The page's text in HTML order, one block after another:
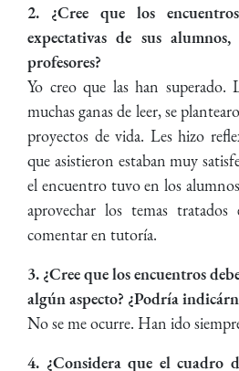
2. ¿Cree que los
expectativas de sus
profesores?
Yo creo que las han superado.
muchas ganas de leer, se
proyectos de vida. Les hizo
que asistieron estaban muy
el encuentro tuvo en los
aprovechar los temas
comentar en tutoría.
3. ¿Cree que los encuentros
algún aspecto? ¿Podría
No se me ocurre. Han ido
4. ¿Considera que el cuadro